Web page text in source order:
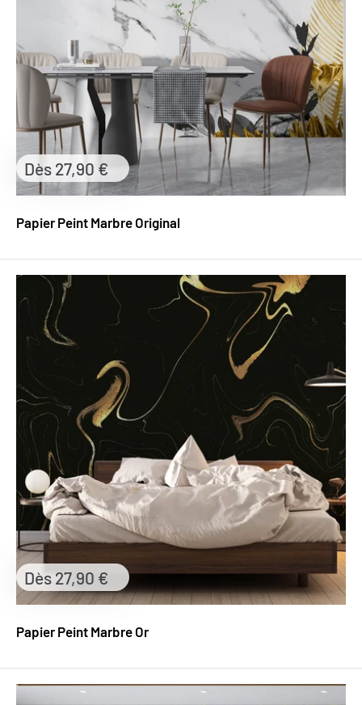
Papier Peint Marbre Original
Prix
réduit
Dès 27,90 €
Papier Peint Marbre Or
Prix
réduit
Dès 27,90 €